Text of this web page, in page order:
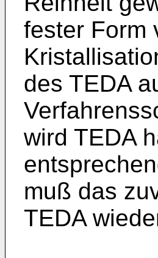
fester Form
des TEDA
wird TEDA
muß das
TEDA